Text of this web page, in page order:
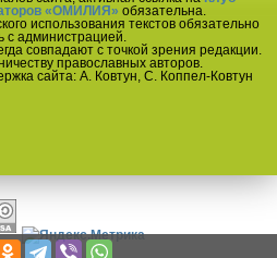
«ОМИЛИЯ» обязательна.
использования текстов обязательно
с администрацией.
совпадают с точкой зрения редакции.
православных авторов.
сайта: А. Ковтун, С. Коппел-Ковтун